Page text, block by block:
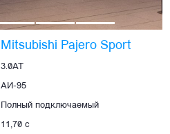
Mitsubishi Pajero Sport
3.0AT
АИ-95
Полный подключаемый
11,70 с